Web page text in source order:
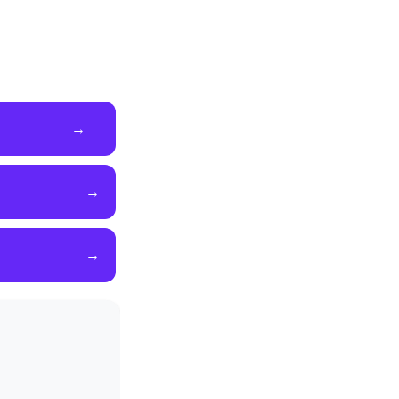
→
→
→